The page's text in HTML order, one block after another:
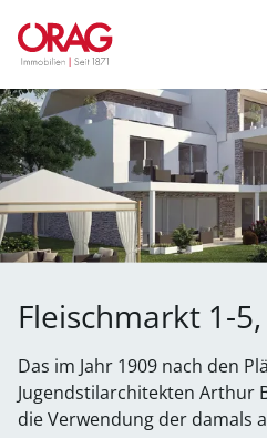
Fleischmarkt 1-
Das im Jahr 1909 nach den
Jugendstilarchitekten Arthur
die Verwendung der damals